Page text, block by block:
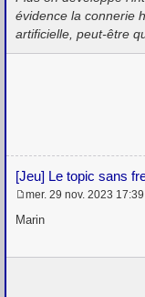
évidence la connerie
artificielle, peut-être
[Jeu] Le topic sans
e
a
mer. 29 nov. 2023 17:39
Marin